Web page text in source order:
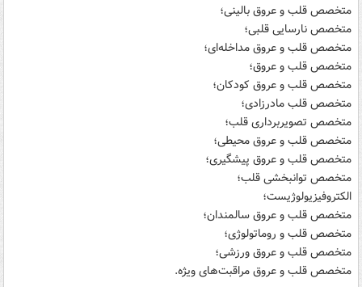
متخصص قلب و عروق بالینی؛
متخصص نارسایی قلبی؛
متخصص قلب و عروق مداخله‌ای؛
متخصص قلب و عروق؛
متخصص قلب و عروق کودکان؛
متخصص قلب مادرزادی؛
متخصص تصویربرداری قلب؛
متخصص قلب و عروق محیطی؛
متخصص قلب و عروق پیشگیری؛
متخصص توانبخشی قلب؛
الکتروفیزیولوژیست؛
متخصص قلب و عروق سالمندان؛
متخصص قلب و روماتولوژی؛
متخصص قلب و عروق ورزشی؛
متخصص قلب و عروق مراقبت‌های ویژه.